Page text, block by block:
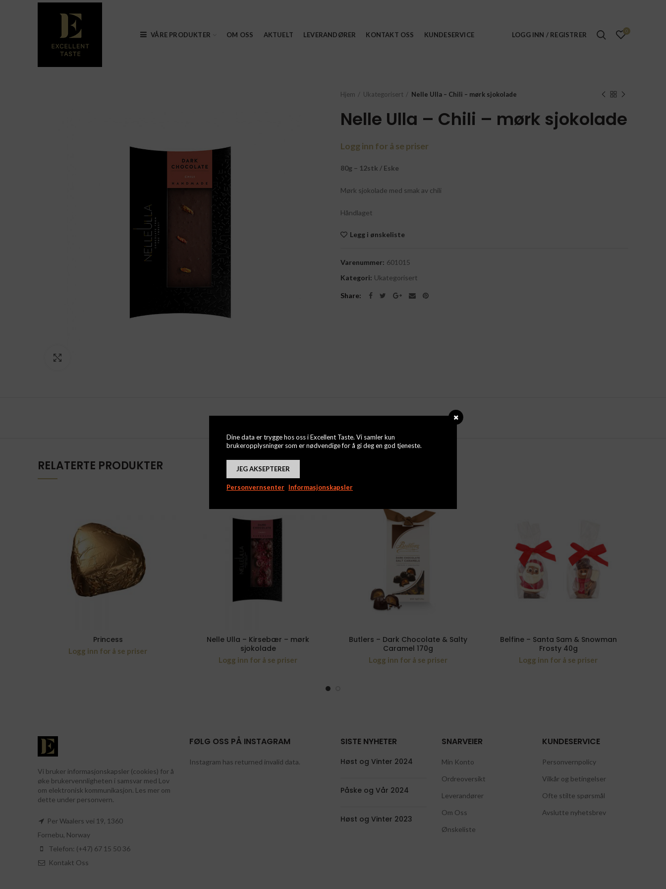
VÅRE PRODUKTER OM OSS AKTUELT LEVERANDØRER KONTAKT OSS KUNDESERVICE LOGG INN / REGISTRER 0
Hjem Ukategorisert Nelle Ulla – Chili – mørk sjokolade
Nelle Ulla – Chili – mørk sjokolade
Logg inn for å se priser
80g – 12stk / Eske
Mørk sjokolade med smak av chili
Håndlaget
Legg i ønskeliste
Varenummer: 601015
Kategori: Ukategorisert
Share
RELATERTE PRODUKTER
Princess
Logg inn for å se priser
Nelle Ulla – Kirsebær – mørk
sjokolade
Logg inn for å se priser
Butlers – Dark Chocolate & Salty
Caramel 170g
Logg inn for å se priser
Belfine – Santa Sam & Snowman
Frosty 40g
Logg inn for å se priser
Vi bruker informasjonskapsler (cookies) for å
øke brukervennligheten i samsvar med Lov
om elektronisk kommunikasjon. Les mer om
dette under personvern.
Per Waalers vei 19, 1360
Fornebu, Norway
Telefon: (+47) 67 15 50 36
Kontakt Oss
FØLG OSS PÅ INSTAGRAM
Instagram has returned invalid data.
SISTE NYHETER
Høst og Vinter 2024
Påske og Vår 2024
Høst og Vinter 2023
SNARVEIER
Min Konto
Ordreoversikt
Leverandører
Om Oss
Ønskeliste
KUNDESERVICE
Personvernpolicy
Vilkår og betingelser
Ofte stilte spørsmål
Avslutte nyhetsbrev
Dine data er trygge hos oss i Excellent Taste. Vi samler kun
brukeropplysninger som er nødvendige for å gi deg en god tjeneste.
JEG AKSEPTERER
Personvernsenter Informasjonskapsler